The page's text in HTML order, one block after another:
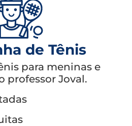
de Tênis
para meninas e
professor Joval.